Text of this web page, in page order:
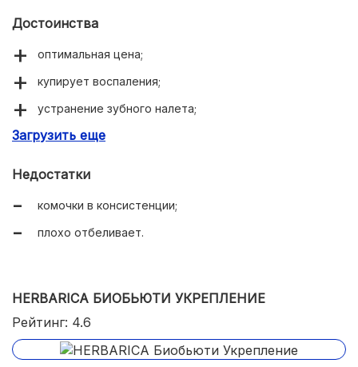
Достоинства
оптимальная цена;
купирует воспаления;
устранение зубного налета;
натуральные компоненты.
Загрузить еще
Недостатки
комочки в консистенции;
плохо отбеливает.
HERBARICA БИОБЬЮТИ УКРЕПЛЕНИЕ
Рейтинг: 4.6